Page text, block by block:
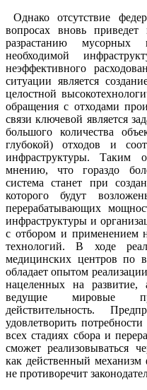
Однако отсутствие
вопросах вновь
разрастанию мусорных
необходимой
неэффективного
ситуации является
целостной
обращения с отходами
связи ключевой является
большого количества
глубокой) отходов и
инфраструктуры. Таким
мнению, что гораздо
система станет при
которого будут
перерабатывающих
инфраструктуры и
с отбором и применением
технологий. В ходе
медицинских центров по
обладает опытом
нацеленных на развитие,
ведущие мировые
действительность.
удовлетворить
всех стадиях сбора и
сможет реализовываться
как действенный
не противоречит